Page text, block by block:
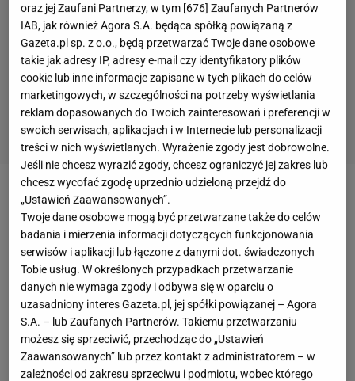
Lech, który nie odniósł zwycięstwa od 12 sierpnia, w
meczuz ŁKS-em miał szansę na bardzo oczekiwane
w Poznaniu przełamanie. Dodatkowo ŁKS przystąpił
do tego meczu w mocno rezerwowym składzie, ale
pierwsza połowa wcale nie wyglądała dobrze dla
drużyny z Poznania. Lech stwarzał sobie sytuacje
tylko po indywidualnych błędach, a ŁKS też miał
kilka okazji do strzelenia bramki.
oraz jej Zaufani Partnerzy, w tym [676] Zaufanych Partnerów
IAB, jak również Agora S.A. będąca spółką powiązaną z
Gazeta.pl sp. z o.o., będą przetwarzać Twoje dane osobowe
takie jak adresy IP, adresy e-mail czy identyfikatory plików
cookie lub inne informacje zapisane w tych plikach do celów
marketingowych, w szczególności na potrzeby wyświetlania
reklam dopasowanych do Twoich zainteresowań i preferencji w
swoich serwisach, aplikacjach i w Internecie lub personalizacji
treści w nich wyświetlanych. Wyrażenie zgody jest dobrowolne.
Jeśli nie chcesz wyrazić zgody, chcesz ograniczyć jej zakres lub
chcesz wycofać zgodę uprzednio udzieloną przejdź do
„Ustawień Zaawansowanych”.
Twoje dane osobowe mogą być przetwarzane także do celów
badania i mierzenia informacji dotyczących funkcjonowania
serwisów i aplikacji lub łączone z danymi dot. świadczonych
Tobie usług. W określonych przypadkach przetwarzanie
danych nie wymaga zgody i odbywa się w oparciu o
uzasadniony interes Gazeta.pl, jej spółki powiązanej – Agora
S.A. – lub Zaufanych Partnerów. Takiemu przetwarzaniu
możesz się sprzeciwić, przechodząc do „Ustawień
Zaawansowanych” lub przez kontakt z administratorem – w
zależności od zakresu sprzeciwu i podmiotu, wobec którego